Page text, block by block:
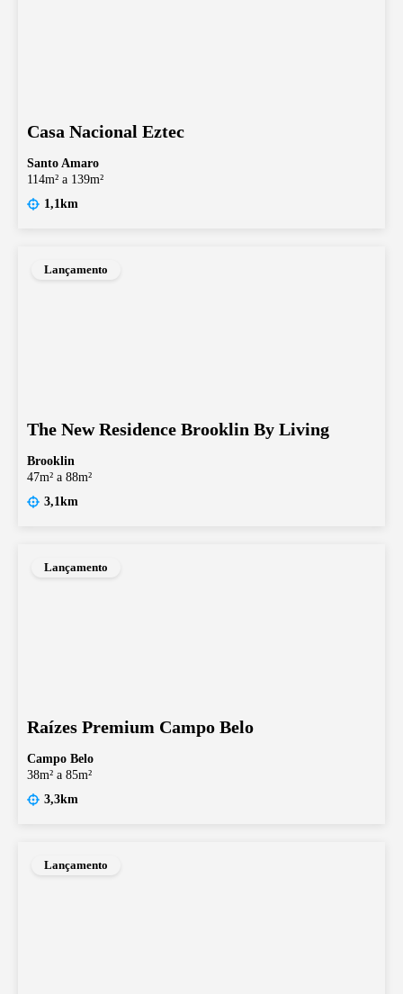
Casa Nacional Eztec
Santo Amaro
114m² a 139m²
1,1km
Lançamento
The New Residence Brooklin By Living
Brooklin
47m² a 88m²
3,1km
Lançamento
Raízes Premium Campo Belo
Campo Belo
38m² a 85m²
3,3km
Lançamento